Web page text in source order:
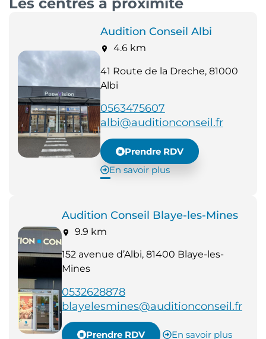
Les centres à proximité
Audition Conseil Albi
4.6 km
41 Route de la Dreche, 81000
Albi
0563475607
albi@auditionconseil.fr
Prendre RDV
En savoir plus
Audition Conseil Blaye-les-Mines
9.9 km
152 avenue d’Albi, 81400 Blaye-les-
Mines
0532628878
blayelesmines@auditionconseil.fr
Prendre RDV En savoir plus